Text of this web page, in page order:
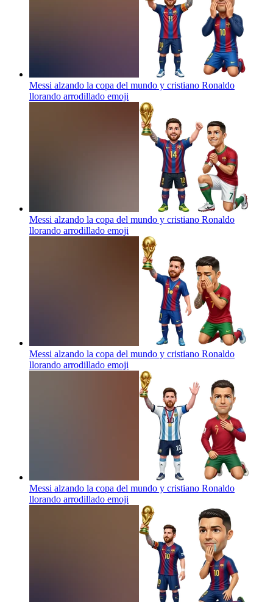
Messi alzando la copa del mundo y cristiano Ronaldo
llorando arrodillado emoji
Messi alzando la copa del mundo y cristiano Ronaldo
llorando arrodillado emoji
Messi alzando la copa del mundo y cristiano Ronaldo
llorando arrodillado emoji
Messi alzando la copa del mundo y cristiano Ronaldo
llorando arrodillado emoji